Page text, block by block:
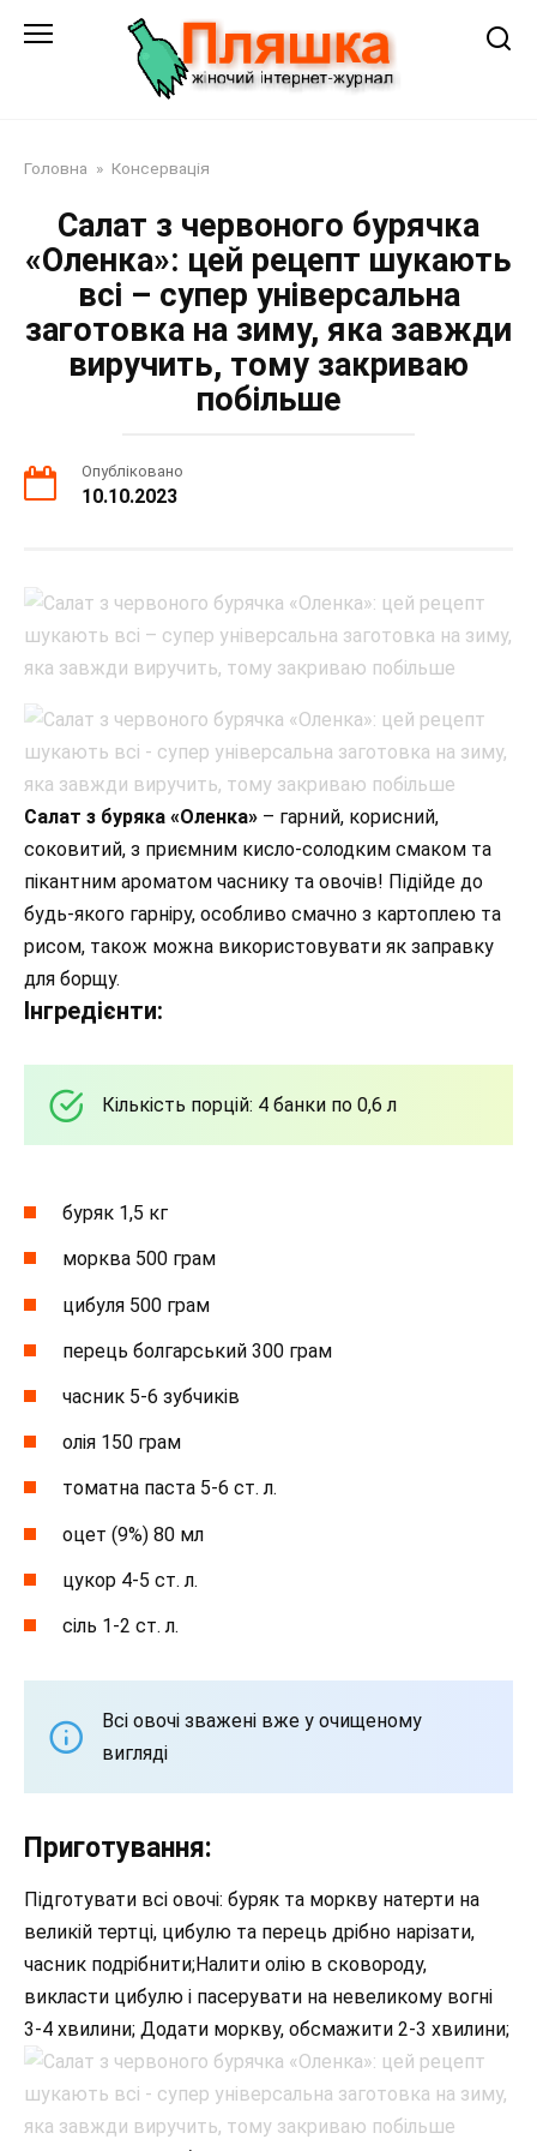
Головна » Консервація
Салат з червоного бурячка
«Оленка»: цей рецепт шукають
всі – супер універсальна
заготовка на зиму, яка завжди
виручить, тому закриваю
побільше
Опубліковано
10.10.2023
Салат з буряка «Оленка» – гарний, корисний,
соковитий, з приємним кисло-солодким смаком та
пікантним ароматом часнику та овочів! Підійде до
будь-якого гарніру, особливо смачно з картоплею та
рисом, також можна використовувати як заправку
для борщу.
Інгредієнти:
Кількість порцій: 4 банки по 0,6 л
буряк 1,5 кг
морква 500 грам
цибуля 500 грам
перець болгарський 300 грам
часник 5-6 зубчиків
олія 150 грам
томатна паста 5-6 ст. л.
оцет (9%) 80 мл
цукор 4-5 ст. л.
сіль 1-2 ст. л.
Всі овочі зважені вже у очищеному
вигляді
Приготування:
Підготувати всі овочі: буряк та моркву натерти на
великій тертці, цибулю та перець дрібно нарізати,
часник подрібнити;Налити олію в сковороду,
викласти цибулю і пасерувати на невеликому вогні
3-4 хвилини; Додати моркву, обсмажити 2-3 хвилини;